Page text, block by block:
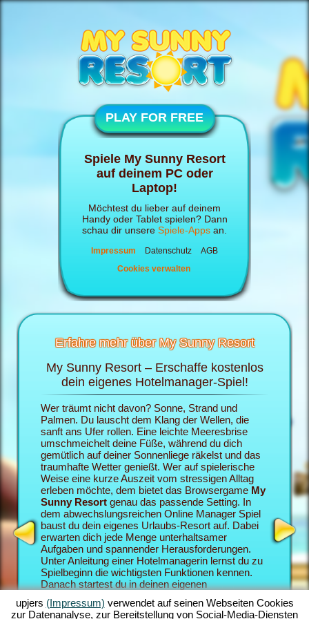
PLAY FOR FREE
Spiele My Sunny Resort
auf deinem PC oder
Laptop!
Möchtest du lieber auf deinem
Handy oder Tablet spielen? Dann
schau dir unsere Spiele-Apps an.
Impressum Datenschutz
AGB
Cookies verwalten
Erfahre mehr über My Sunny Resort
My Sunny Resort – Erschaffe kostenlos
dein eigenes Hotelmanager-Spiel!
Wer träumt nicht davon? Sonne, Strand und
Palmen. Du lauscht dem Klang der Wellen, die
sanft ans Ufer rollen. Eine leichte Meeresbrise
umschmeichelt deine Füße, während du dich
gemütlich auf deiner Sonnenliege räkelst und das
traumhafte Wetter genießt. Wer auf spielerische
Weise eine kurze Auszeit vom stressigen Alltag
erleben möchte, dem bietet das Browsergame My
Sunny Resortgenau das passende Setting. In
dem abwechslungsreichen Online Manager Spiel
baust du dein eigenes Urlaubs-Resort auf. Dabei
erwarten dich jede Menge unterhaltsamer
Aufgaben und spannender Herausforderungen.
Unter Anleitung einer Hotelmanagerin lernst du zu
Spielbeginn die wichtigsten Funktionen kennen.
Danach startest du in deinen eigenen
Strand-Resort auf. Dein Ziel im Online Manager-
die
als
desto
Sunny
upjers (Impressum) verwendet auf seinen Webseiten Cookies
zur Datenanalyse, zur Bereitstellung von Social-Media-Diensten